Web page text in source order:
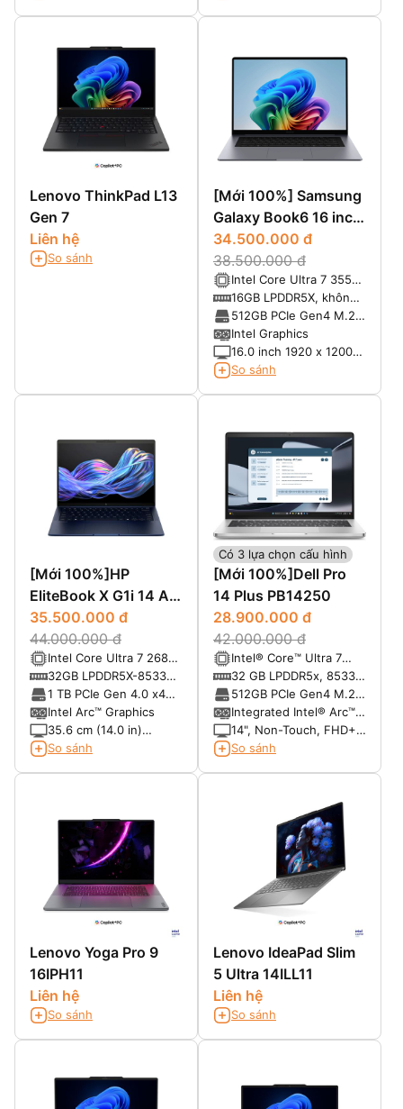
Lenovo ThinkPad L13
Gen 7
Liên hệ
So sánh
[Mới 100%] Samsung
Galaxy Book6 16 inch
(2026) Copilot+ PC -
Core Ultra 7 355,
RAM 16GB, SSD 1TB,
16.0" IPS WUXGA
34.500.000 đ
38.500.000 đ
Intel Core Ultra 7 355
(8 nhân, 8 luồng, xung
nhịp tối đa 4.7GHz,
12MB Intel Smart
Cache, NPU 49 TOPS)
16GB LPDDR5X, không
hỗ trợ nâng cấp
512GB PCIe Gen4 M.2
SSD
Intel Graphics
16.0 inch 1920 x 1200
(WUXGA) IPS, tỷ lệ
So sánh
[Mới 100%]HP
EliteBook X G1i 14 AI
(2025)
35.500.000 đ
44.000.000 đ
Intel Core Ultra 7 268V
(2.2 GHz P-core base
frequency, up to 5.0
GHz Max Turbo
frequency 48 NPU
TOPS)
32GB LPDDR5X-8533
MT/s
1 TB PCIe Gen 4.0 x4
NVMe TLC SSD
Intel Arc™ Graphics
35.6 cm (14.0 in)
diagonal, WUXGA (1920
nits, Low power, 100%
sRGB 16:10 Aspect
Ratio
So sánh
Có 3 lựa chọn cấu hình
[Mới 100%]Dell Pro
14 Plus PB14250
28.900.000 đ
42.000.000 đ
Intel® Core™ Ultra 7
268V, vPro® (48 TOPS
NPU, 8 cores, up to 5.0
GHz)
32 GB LPDDR5x, 8533
MT/s, dual-channel
(onboard)
512GB PCIe Gen4 M.2
SSD
Integrated Intel® Arc™
graphics
14", Non-Touch, FHD+,
Anti-Glare, 300 nits,
So sánh
Lenovo Yoga Pro 9
16IPH11
Liên hệ
So sánh
Lenovo IdeaPad Slim
5 Ultra 14ILL11
Liên hệ
So sánh